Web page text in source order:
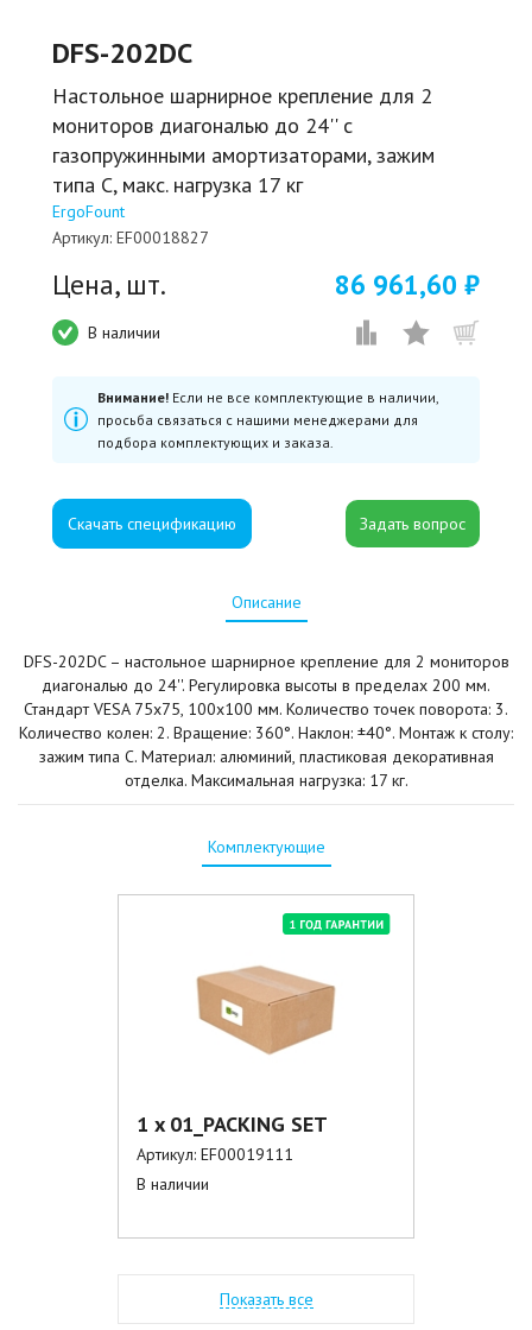
DFS-202DC
Настольное шарнирное крепление для 2
мониторов диагональю до 24'' с
газопружинными амортизаторами, зажим
типа C, макс. нагрузка 17 кг
ErgoFount
Артикул: EF00018827
Цена, шт. 86 961,60 ₽
В наличии
Внимание! Если не все комплектующие в наличии,
просьба связаться с нашими менеджерами для
подбора комплектующих и заказа.
Скачать спецификацию
Описание
DFS-202DC – настольное шарнирное крепление для 2 мониторов
диагональю до 24''. Регулировка высоты в пределах 200 мм.
Стандарт VESA 75х75, 100х100 мм. Количество точек поворота: 3.
Количество колен: 2. Вращение: 360°. Наклон: ±40°. Монтаж к столу:
зажим типа C. Материал: алюминий, пластиковая декоративная
отделка. Максимальная нагрузка: 17 кг.
Комплектующие
1 x 01_PACKING SET
Артикул: EF00019111
В наличии
Показать все